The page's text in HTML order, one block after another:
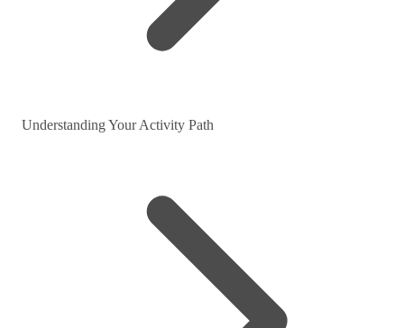
Understanding Your Activity Path